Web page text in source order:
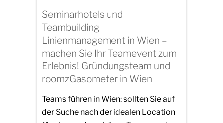
Seminarhotels und
Teambuilding
Linienmanagement in Wien –
machen Sie Ihr Teamevent zum
Erlebnis! Gründungsteam und
roomzGasometer in Wien
Teams führen in Wien: sollten Sie auf
der Suche nach der idealen Location